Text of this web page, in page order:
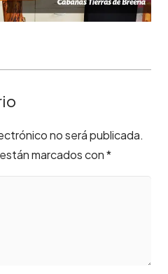
no será publicada.
marcados con*